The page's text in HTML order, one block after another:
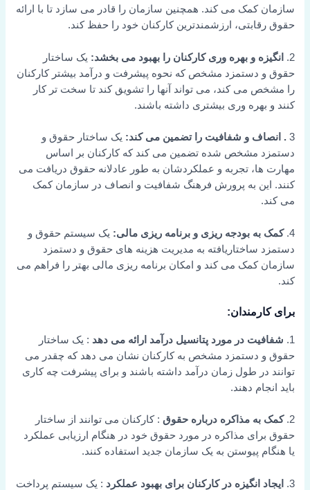
سازمان کمک می کند. همچنین سازمان را قادر می سازد تا با ارائه
حقوق رقابتی، ارزشمندترین کارکنان خود را حفظ کند.
2. انگیزه و بهره وری کارکنان را بهبود می بخشد: یک ساختار
حقوق و دستمزد مشخص که نحوه پیشرفت و درآمد بیشتر کارکنان
را مشخص می کند، می تواند آنها را تشویق کند تا سخت تر کار
کنند و بهره وری بیشتری داشته باشند.
3 . انصاف و شفافیت را تضمین می کند: یک ساختار حقوق و
دستمزد مشخص شده تضمین می کند که کارکنان بر اساس
مهارت ها، تجربه و عملکردشان به طور عادلانه حقوق دریافت می
کنند. این به پرورش فرهنگ شفافیت و انصاف در سازمان کمک
می کند.
4. کمک به بودجه ریزی و برنامه ریزی مالی: یک سیستم حقوق و
دستمزد ساختاریافته به مدیریت هزینه های حقوق و دستمزد
سازمان کمک می کند و امکان برنامه ریزی مالی بهتر را فراهم می
کند.
برای کارمندان:
1. شفافیت در مورد پتانسیل درآمد ارائه می دهد : یک ساختار
حقوق و دستمزد مشخص به کارکنان نشان می دهد که چقدر می
توانند در طول زمان درآمد داشته باشند و برای پیشرفت چه کاری
باید انجام دهند.
2. کمک به مذاکره درباره حقوق : کارکنان می توانند از ساختار
حقوق برای مذاکره در مورد حقوق خود در هنگام ارزیابی عملکرد
یا هنگام پیوستن به یک سازمان جدید استفاده کنند.
3. ایجاد انگیزه در کارکنان برای بهبود عملکرد : یک سیستم پرداخت